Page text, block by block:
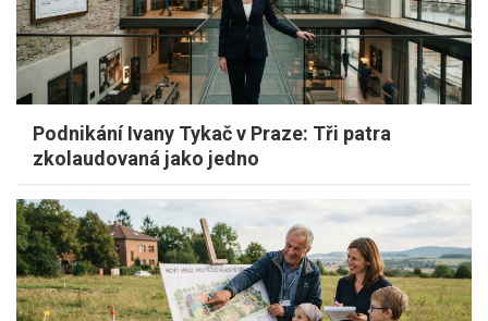
Podnikání Ivany Tykač v Praze: Tři patra
zkolaudovaná jako jedno